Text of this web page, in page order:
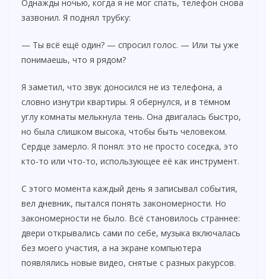
Однажды ночью, когда я не мог спать, телефон снова
зазвонил. Я поднял трубку:
— Ты всё ещё один? — спросил голос. — Или ты уже
понимаешь, что я рядом?
Я заметил, что звук доносился не из телефона, а
словно изнутри квартиры. Я обернулся, и в тёмном
углу комнаты мелькнула тень. Она двигалась быстро,
но была слишком высока, чтобы быть человеком.
Сердце замерло. Я понял: это не просто соседка, это
кто-то или что-то, использующее её как инструмент.
С этого момента каждый день я записывал события,
вел дневник, пытался понять закономерности. Но
закономерности не было. Всё становилось страннее:
двери открывались сами по себе, музыка включалась
без моего участия, а на экране компьютера
появлялись новые видео, снятые с разных ракурсов.